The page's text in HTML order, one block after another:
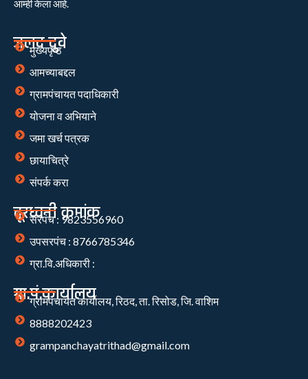
आम्ही केला आहे.
जलद दुवे
मुख्यपृष्ठ
आमच्याबद्दल
ग्रामपंचायत पदाधिकारी
योजना व अभियाने
जमा खर्च पत्रक
छायाचित्रे
संपर्क करा
दूरध्वनी क्रमांक
सरपंच : 9823556960
उपसरपंच : 8766785346
ग्रा.वि.अधिकारी :
ग्रा.पं.कार्यालय
ग्रामपंचायत कार्यालय, रिठद, ता. रिसोड, जि. वाशिम
8888202423
grampanchayatrithad@gmail.com